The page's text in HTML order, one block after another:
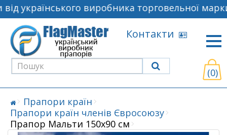
українського виробника торговельної
Контакти
(0)
Прапори країн
Прапори країн членів Євросоюзу
Прапор Мальти 150х90 см